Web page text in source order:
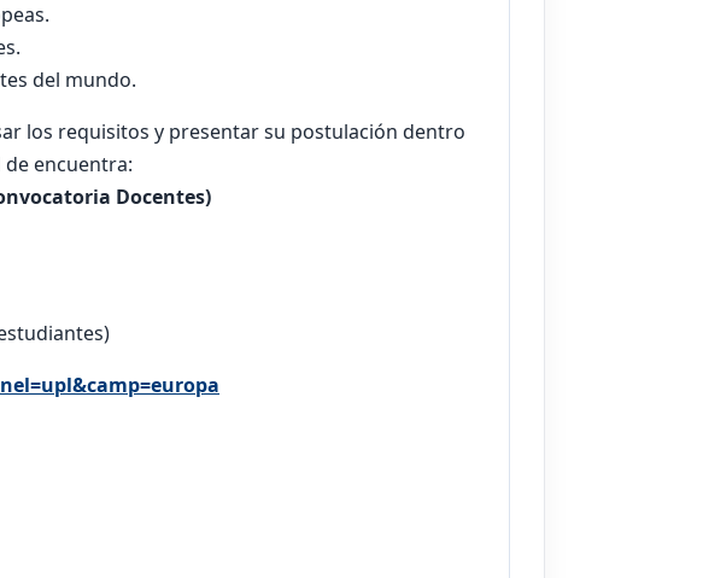
del mundo.
los requisitos y presentar su postulación dentro
encuentra:
Docentes)